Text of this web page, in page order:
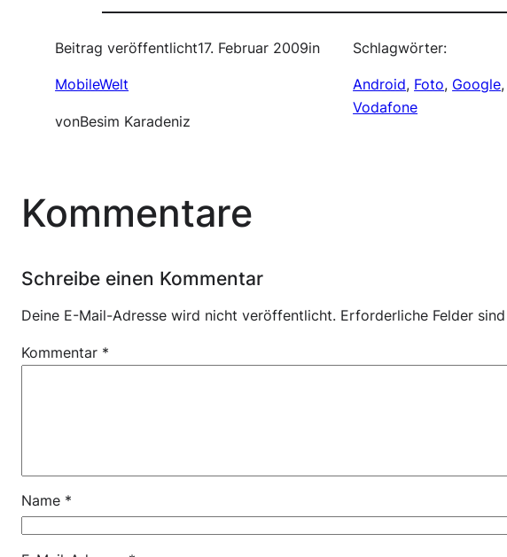
Beitrag veröffentlicht17. Februar 2009in
MobileWelt
vonBesim Karadeniz
Schlagwörter:
Android, Foto, Google,
Vodafone
Kommentare
Schreibe einen Kommentar
Deine E-Mail-Adresse wird nicht veröffentlicht. Erforderliche Felder
Kommentar *
Name *